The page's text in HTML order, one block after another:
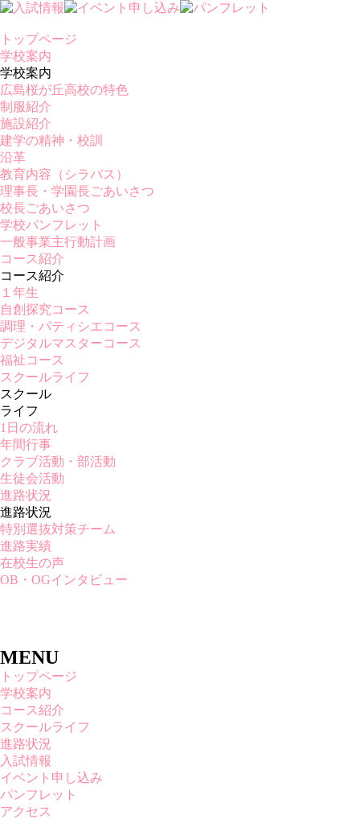
トップページ
学校案内
学校案内
広島桜が丘高校の特色
制服紹介
施設紹介
建学の精神・校訓
沿革
教育内容（シラバス）
理事長・学園長ごあいさつ
校長ごあいさつ
学校パンフレット
一般事業主行動計画
コース紹介
コース紹介
１年生
自創探究コース
調理・パティシエコース
デジタルマスターコース
福祉コース
スクールライフ
スクール
ライフ
1日の流れ
年間行事
クラブ活動・部活動
生徒会活動
進路状況
進路状況
特別選抜対策チーム
進路実績
在校生の声
OB・OGインタビュー
MENU
トップページ
学校案内
コース紹介
スクールライフ
進路状況
入試情報
イベント申し込み
パンフレット
アクセス